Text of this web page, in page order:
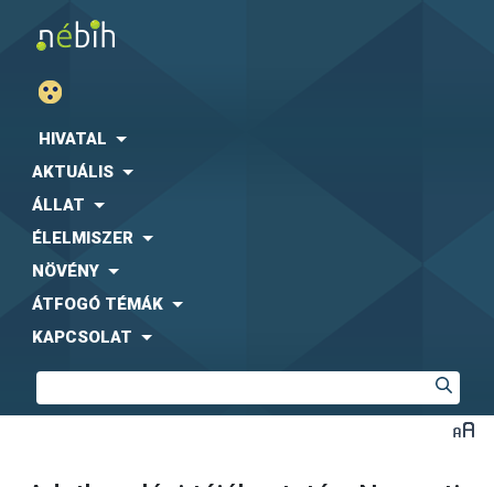
HIVATAL
AKTUÁLIS
ÁLLAT
ÉLELMISZER
NÖVÉNY
ÁTFOGÓ TÉMÁK
KAPCSOLAT